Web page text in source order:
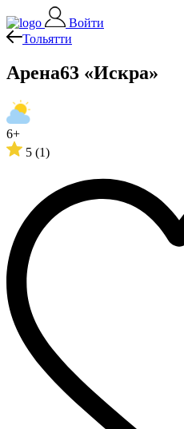
Войти
Тольятти
Арена63 «Искра»
6+
5 (1)